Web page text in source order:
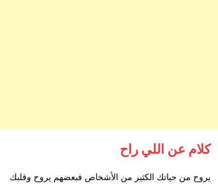
كلام عن اللي راح
يروح من حياتك الكثير من الأشخاص فبعضهم يروح وقلبك